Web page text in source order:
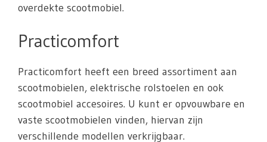
overdekte scootmobiel.
Practicomfort
Practicomfort heeft een breed assortiment aan
scootmobielen, elektrische rolstoelen en ook
scootmobiel accesoires. U kunt er opvouwbare en
vaste scootmobielen vinden, hiervan zijn
verschillende modellen verkrijgbaar.